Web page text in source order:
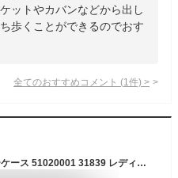
ットやカバンなどから出し
歩くことができるのでおす
全てのおすすめコメント (1 件) >
[ヴィヴィアンウエストウッド] キーケース 51020001 31839 レディース G401PF PINK ピンク [並行輸入品]